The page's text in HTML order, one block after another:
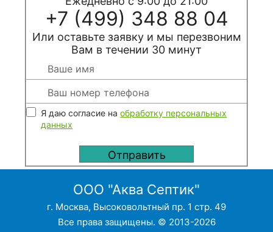
+7 (499) 348 88 04
Или оставьте заявку и мы перезвоним
Вам в течении 30 минут
Я даю согласие наобработку персональных
данных
ООО "Аква Септик"
г. Москва, Высоковольтный пр. 1 стр. 49
Все права защищены. © 2013-2026